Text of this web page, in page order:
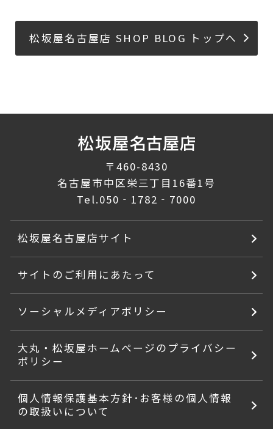
松坂屋名古屋店 SHOP BLOG トップへ
〒460-8430
名古屋市中区栄三丁目16番1号
Tel.050‐1782‐7000
松坂屋名古屋店サイト
サイトのご利用にあたって
ソーシャルメディアポリシー
大丸・松坂屋ホームページのプライバシー
ポリシー
個人情報保護基本方針･お客様の個人情報
の取扱いについて